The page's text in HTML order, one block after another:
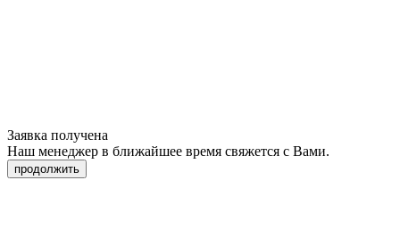
Заявка получена
Наш менеджер в ближайшее время свяжется с Вами.
продолжить